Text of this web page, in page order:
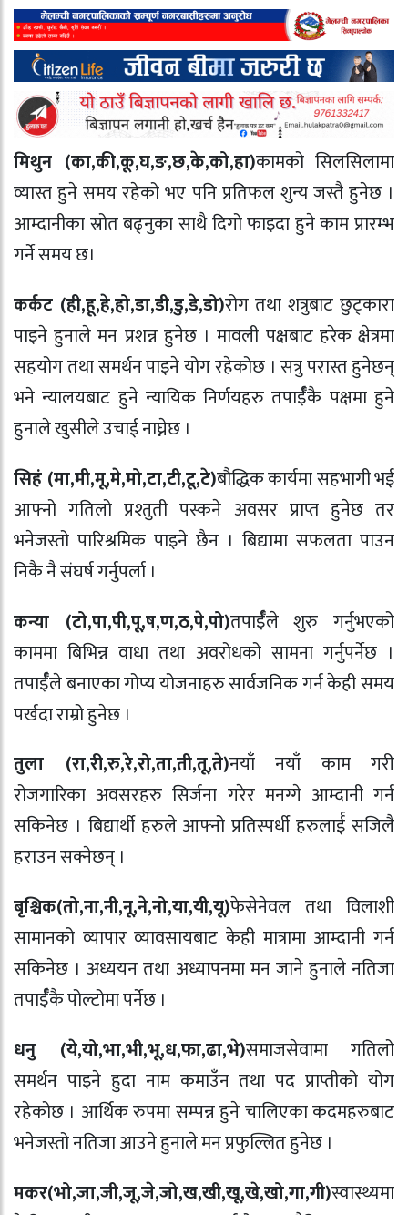
मिथुन (का,की,कू,घ,ङ,छ,के,को,हा)कामको सिलसिलामा
व्यास्त हुने समय रहेको भए पनि प्रतिफल शुन्य जस्तै हुनेछ ।
आम्दानीका स्रोत बढ्नुका साथै दिगो फाइदा हुने काम प्रारम्भ
गर्ने समय छ।
कर्कट (ही,हू,हे,हो,डा,डी,डु,डे,डो)रोग तथा शत्रुबाट छुट्कारा
पाइने हुनाले मन प्रशन्न हुनेछ । मावली पक्षबाट हरेक क्षेत्रमा
सहयोग तथा समर्थन पाइने योग रहेकोछ । सत्रु परास्त हुनेछन्
भने न्यालयबाट हुने न्यायिक निर्णयहरु तपार्ईँकै पक्षमा हुने
हुनाले खुसीले उचाई नाघ्नेछ ।
सिहं (मा,मी,मू,मे,मो,टा,टी,टू,टे)बौद्धिक कार्यमा सहभागी भई
आफ्नो गतिलो प्रश्तुती पस्कने अवसर प्राप्त हुनेछ तर
भनेजस्तो पारिश्रमिक पाइने छैन । बिद्यामा सफलता पाउन
निकै नै संघर्ष गर्नुपर्ला ।
कन्या (टो,पा,पी,पू,ष,ण,ठ,पे,पो)तपार्ईँले शुरु गर्नुभएको
काममा बिभिन्न वाधा तथा अवरोधको सामना गर्नुपर्नेछ ।
तपार्ईँले बनाएका गोप्य योजनाहरु सार्वजनिक गर्न केही समय
पर्खदा राम्रो हुनेछ ।
तुला (रा,री,रु,रे,रो,ता,ती,तू,ते)नयाँ नयाँ काम गरी
रोजगारिका अवसरहरु सिर्जना गरेर मनग्गे आम्दानी गर्न
सकिनेछ । बिद्यार्थी हरुले आफ्नो प्रतिस्पर्धी हरुलार्ई सजिलै
हराउन सक्नेछन् ।
बृश्चिक(तो,ना,नी,नू,ने,नो,या,यी,यू)फेसेनेवल तथा विलाशी
सामानको व्यापार व्यावसायबाट केही मात्रामा आम्दानी गर्न
सकिनेछ । अध्ययन तथा अध्यापनमा मन जाने हुनाले नतिजा
तपार्ईँकै पोल्टोमा पर्नेछ ।
धनु (ये,यो,भा,भी,भू,ध,फा,ढा,भे)समाजसेवामा गतिलो
समर्थन पाइने हुदा नाम कमाउँन तथा पद प्राप्तीको योग
रहेकोछ । आर्थिक रुपमा सम्पन्न हुने चालिएका कदमहरुबाट
भनेजस्तो नतिजा आउने हुनाले मन प्रफुल्लित हुनेछ ।
मकर(भो,जा,जी,जू,जे,जो,ख,खी,खू,खे,खो,गा,गी)स्वास्थ्यमा